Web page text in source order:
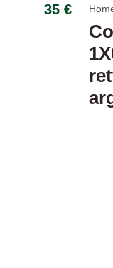
35 €